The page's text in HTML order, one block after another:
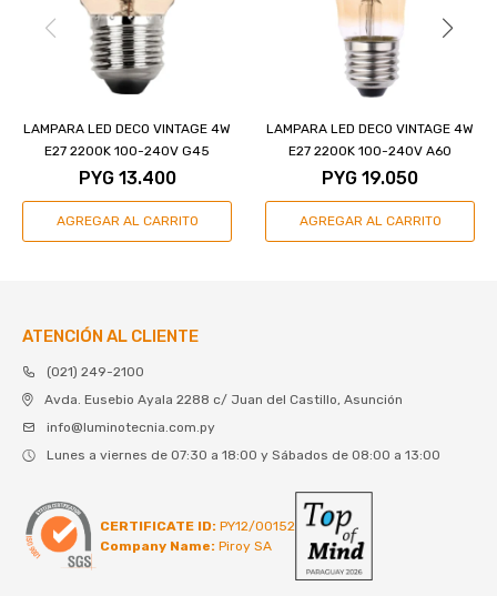
LAMPARA LED DECO VINTAGE 4W
E27 2200K 100-240V G45
PYG 13.400
LAMPARA LED DECO VINTAGE 4W
E27 2200K 100-240V A60
PYG 19.050
ATENCIÓN AL CLIENTE
(021) 249-2100
Avda. Eusebio Ayala 2288 c/ Juan del Castillo, Asunción
info@luminotecnia.com.py
Lunes a viernes de 07:30 a 18:00 y Sábados de 08:00 a 13:00
CERTIFICATE ID: PY12/00152
Company Name: Piroy SA